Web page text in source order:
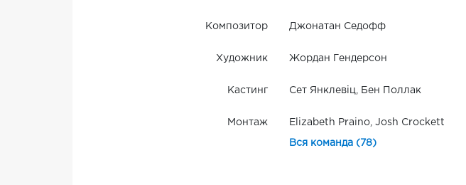
Композитор Джонатан Седофф
Художник Жордан Гендерсон
Кастинг Сет Янклевіц, Бен Поллак
Монтаж Elizabeth Praino, Josh Crockett
Вся команда (78)